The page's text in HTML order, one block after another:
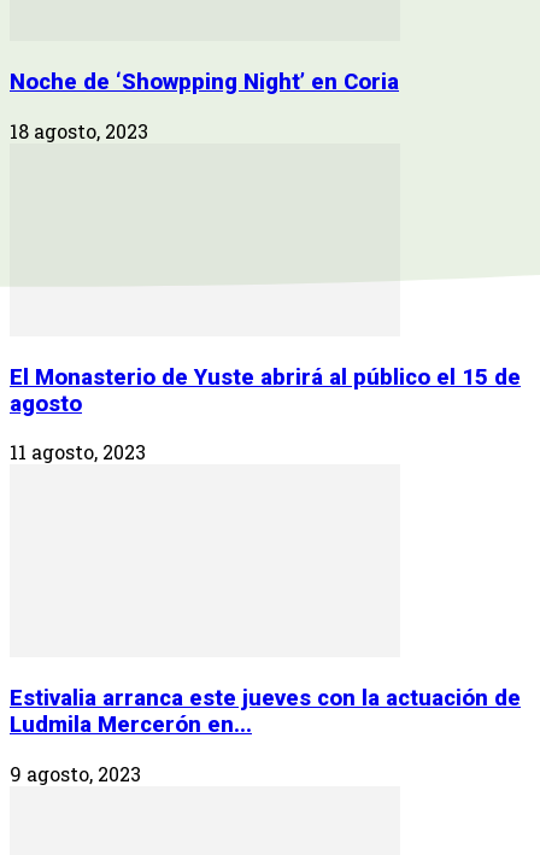
Noche de ‘Showpping Night’ en Coria
18 agosto, 2023
El Monasterio de Yuste abrirá al público el 15 de
agosto
11 agosto, 2023
Estivalia arranca este jueves con la actuación de
Ludmila Mercerón en...
9 agosto, 2023